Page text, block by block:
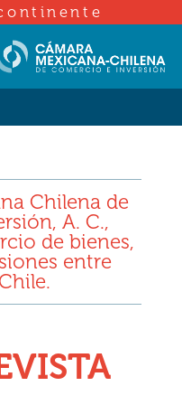
Chilena de
A. C.,
de bienes,
entre